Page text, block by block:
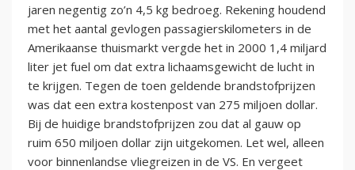
jaren negentig zo’n 4,5 kg bedroeg. Rekening houdend
met het aantal gevlogen passagierskilometers in de
Amerikaanse thuismarkt vergde het in 2000 1,4 miljard
liter jet fuel om dat extra lichaamsgewicht de lucht in
te krijgen. Tegen de toen geldende brandstofprijzen
was dat een extra kostenpost van 275 miljoen dollar.
Bij de huidige brandstofprijzen zou dat al gauw op
ruim 650 miljoen dollar zijn uitgekomen. Let wel, alleen
voor binnenlandse vliegreizen in de VS. En vergeet